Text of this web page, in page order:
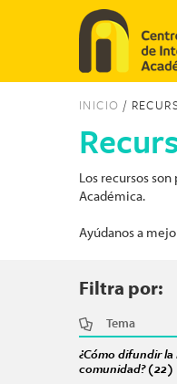
Pasar al contenido principal
INICIO /
Los recursos
Académica.
Ayúdanos a
Filtra por:
Tema
¿Cómo difundir
comunidad? (22)